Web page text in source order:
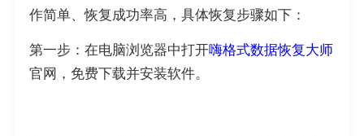
作简单、恢复成功率高，具体恢复步骤如下：
第一步：在电脑浏览器中打开嗨格式数据恢复大师
官网，免费下载并安装软件。